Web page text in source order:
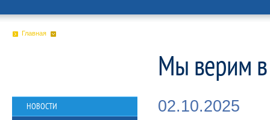
Главная
НОВОСТИ
Мы верим в
02.10.2025